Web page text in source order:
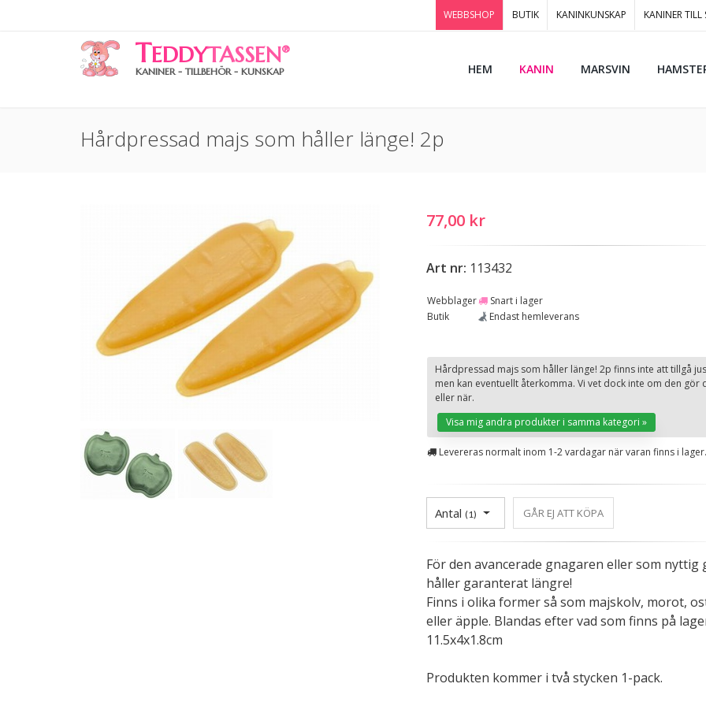
WEBBSHOP BUTIK KANINKUNSKAP KANINER TILL
TEDDYTASSEN®
KANINER - TILLBEHÖR - KUNSKAP HEM KANIN MARSVIN
Hårdpressad majs som håller länge! 2p
77,00 kr
Art nr: 113432
Webblager
Snart i lager
Butik
Endast hemleverans
Hårdpressad majs som håller länge! 2p finns inte att tillgå
men kan eventuellt återkomma. Vi vet dock inte om den gör
eller när.
Visa mig andra produkter i samma kategori »
Levereras normalt inom 1-2 vardagar när varan finns i lager.
Antal (1) GÅR EJ ATT KÖPA
För den avancerade gnagaren eller som nyttig
håller garanterat längre!
Finns i olika former så som majskolv, morot,
eller äpple. Blandas efter vad som finns på
11.5x4x1.8cm
Produkten kommer i två stycken 1-pack.